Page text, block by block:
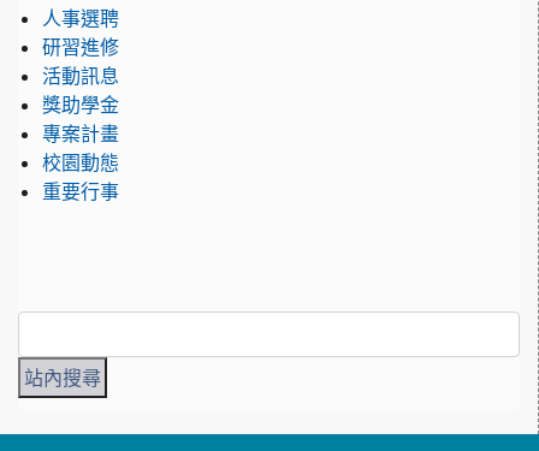
人事選聘
研習進修
活動訊息
獎助學金
專案計畫
校園動態
重要行事